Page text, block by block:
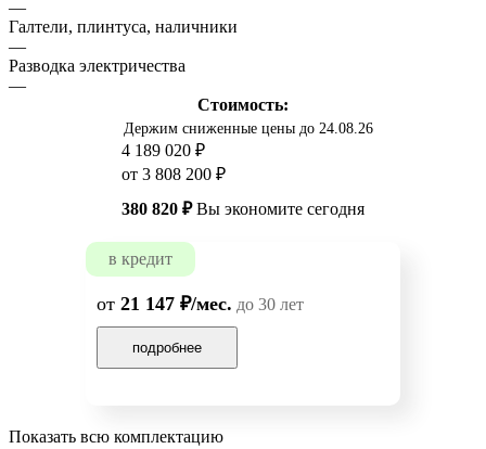
—
Галтели, плинтуса, наличники
—
Разводка электричества
—
Стоимость:
Держим сниженные цены до 24.08.26
4 189 020 ₽
от 3 808 200 ₽
380 820 ₽Вы экономите сегодня
в кредит
от 21 147 ₽/мес. до 30 лет
подробнее
Показать всю комплектацию